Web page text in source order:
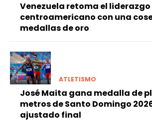
Venezuela retoma el
centroamericano con una
medallas de oro
ATLETISMO
José Maita gana medalla de
metros de Santo Domingo
ajustado final